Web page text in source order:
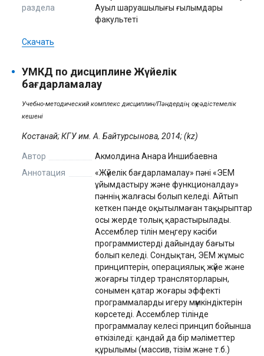
раздела
Ауыл шаруашылығы ғылымдары
факультеті
Скачать
УМКД по дисциплине Жүйелік
бағдарламалау
Учебно-методический комплекс дисциплин/Пәндердің оқу-әдістемелік
кешені
Костанай; КГУ им. А. Байтурсынова, 2014; (kz)
Автор
Акмолдина Анара Иншибаевна
Аннотация
«Жүйелік бағдарламалау» пәні «ЭЕМ
ұйымдастыру және функционалдау»
пәннің жалғасы болып келеді. Айтып
кеткен пәнде оқытылмаған тақырыптар
осы жерде толық қарастырылады.
Ассемблер тілін меңгеру кәсіби
программистерді дайындау бағыты
болып келеді. Сондықтан, ЭЕМ жұмыс
принциптерін, операциялық жүйе және
жоғарғы тілдер трансляторларын,
сонымен қатар жоғары эффекті
программаларды игеру мүмкіндіктерін
көрсетеді. Ассемблер тілінде
программалау келесі принцип бойынша
өткізіледі: қандай да бір мәліметтер
құрылымы (массив, тізім және т.б.)